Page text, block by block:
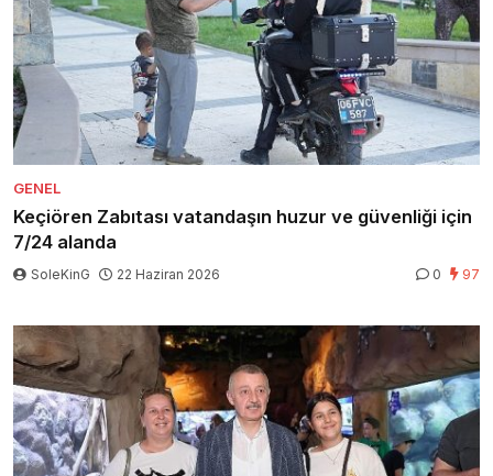
GENEL
Keçiören Zabıtası vatandaşın huzur ve güvenliği için
7/24 alanda
SoleKinG 22 Haziran 2026 0 97